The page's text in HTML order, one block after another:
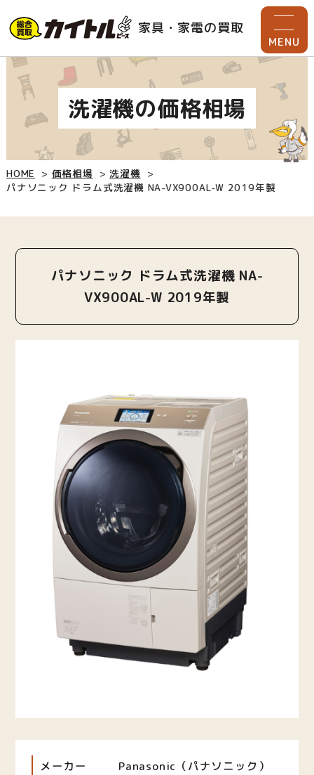
家具・家電の買取
MENU
洗濯機の価格相場
HOME 価格相場
洗濯機
パナソニック ドラム式洗濯機 NA-VX900AL-W 2019年製
パナソニック ドラム式洗濯機 NA-
VX900AL-W 2019年製
メーカー Panasonic（パナソニック）